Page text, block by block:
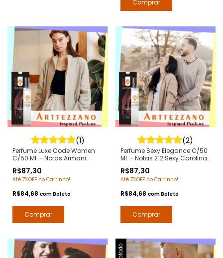
(1)
Perfume Luxe Code Women
C/50 Ml. - Notas Armani
Premium - Arte 1 Perfumes
R$87,30
Até 7%OFF no Carrinho!
R$84,68 comBoleto
(2)
Perfume Sexy Elegance C/50
Ml. - Notas 212 Sexy Carolina
Premium - Arte 1 Perfumes
R$87,30
Até 7%OFF no Carrinho!
R$84,68 comBoleto